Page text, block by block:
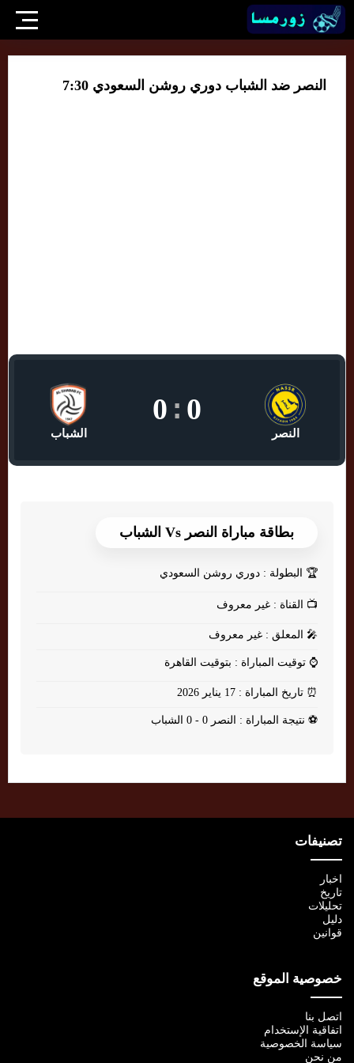
النصر ضد الشباب دوري روشن السعودي 7:30
النصر
0
:
0
الشباب
بطاقة مباراة النصر Vs الشباب
🏆 البطولة : دوري روشن السعودي
📺 القناة : غير معروف
🎤 المعلق : غير معروف
⌚ توقيت المباراة : بتوقيت القاهرة
⏰ تاريخ المباراة : 17 يناير 2026
⚽ نتيجة المباراة : النصر 0 - 0 الشباب
تصنيفات
اخبار
تاريخ
تحليلات
دليل
قوانين
خصوصية الموقع
اتصل بنا
اتفاقية الإستخدام
سياسة الخصوصية
من نحن